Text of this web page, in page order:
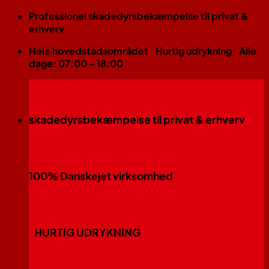
FortsætProfessionel skadedyrsbekæmpelse til privat &
erhverv
Hele hovedstadsområdet
Hurtig udrykning Alle
dage: 07:00 - 18:00
skadedyrsbekæmpelse til privat & erhverv
100% Danskejet virksomhed
HURTIG UDRYKNING